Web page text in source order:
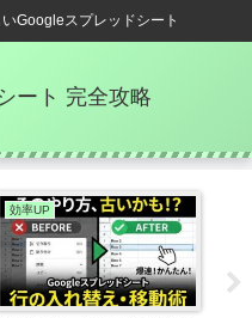
Googleスプレッドシート
ート 完全攻略
効率UP